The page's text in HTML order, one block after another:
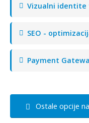
Vizualni
SEO -
Payment
Ostale opcije